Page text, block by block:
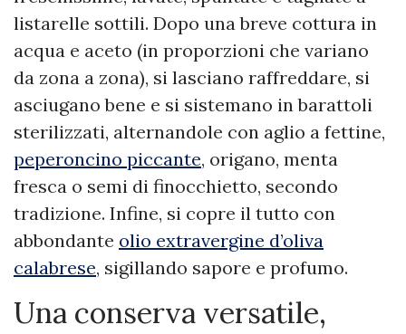
listarelle sottili. Dopo una breve cottura in
acqua e aceto (in proporzioni che variano
da zona a zona), si lasciano raffreddare, si
asciugano bene e si sistemano in barattoli
sterilizzati, alternandole con aglio a fettine,
peperoncino piccante, origano, menta
fresca o semi di finocchietto, secondo
tradizione. Infine, si copre il tutto con
abbondante olio extravergine d’oliva
calabrese, sigillando sapore e profumo.
Una conserva versatile,